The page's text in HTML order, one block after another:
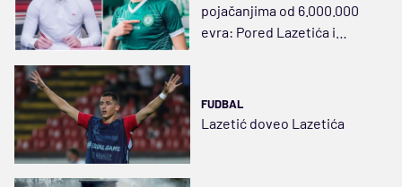
pojačanjima od 6.000.000
evra: Pored Lazetića i
FUDBAL
Lazetić doveo Lazetića